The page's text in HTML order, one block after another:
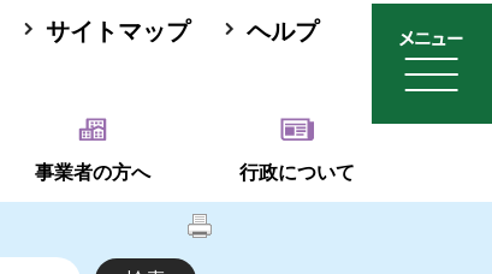
サイトマップ ヘルプ
事業者の方へ 行政について